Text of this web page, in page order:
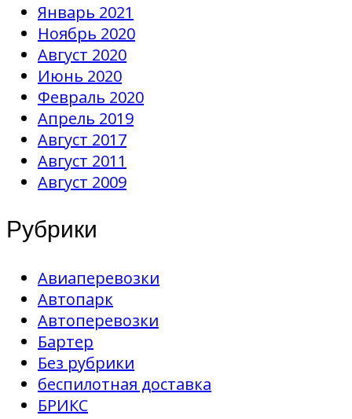
Январь 2021
Ноябрь 2020
Август 2020
Июнь 2020
Февраль 2020
Апрель 2019
Август 2017
Август 2011
Август 2009
Рубрики
Авиаперевозки
Автопарк
Автоперевозки
Бартер
Без рубрики
беспилотная доставка
БРИКС